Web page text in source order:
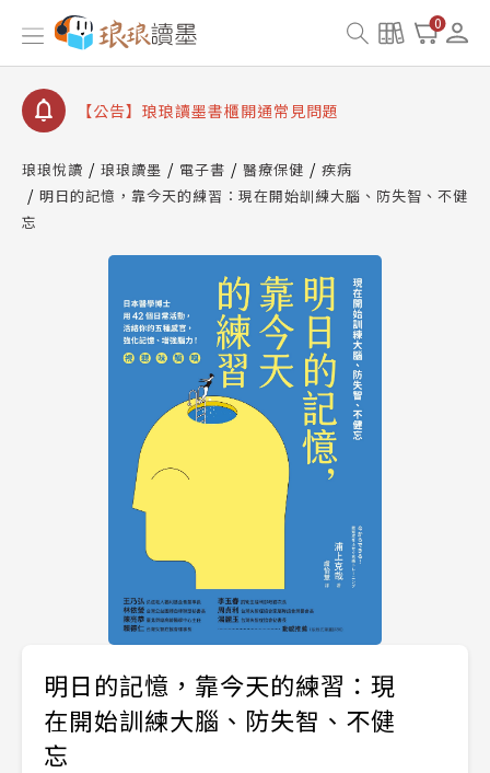
0
【公告】因 Readmoo 讀墨系統維護中，本站同步暫
停部分閱讀服務
【公告】琅琅讀墨數位閱讀資產合併與書櫃開通申請
【公告】琅琅讀墨書櫃開通常見問題
請圖文教學
【公告】琅琅書店服務升級重要說明及資產合併結果
查詢
停部分閱讀服務
琅琅悅讀 琅琅讀墨 電子書 醫療保健
疾病
明日的記憶，靠今天的練習：現在開始訓練大腦、防失智、不健
忘
明日的記憶，靠今天的練習：現
在開始訓練大腦、防失智、不健
忘